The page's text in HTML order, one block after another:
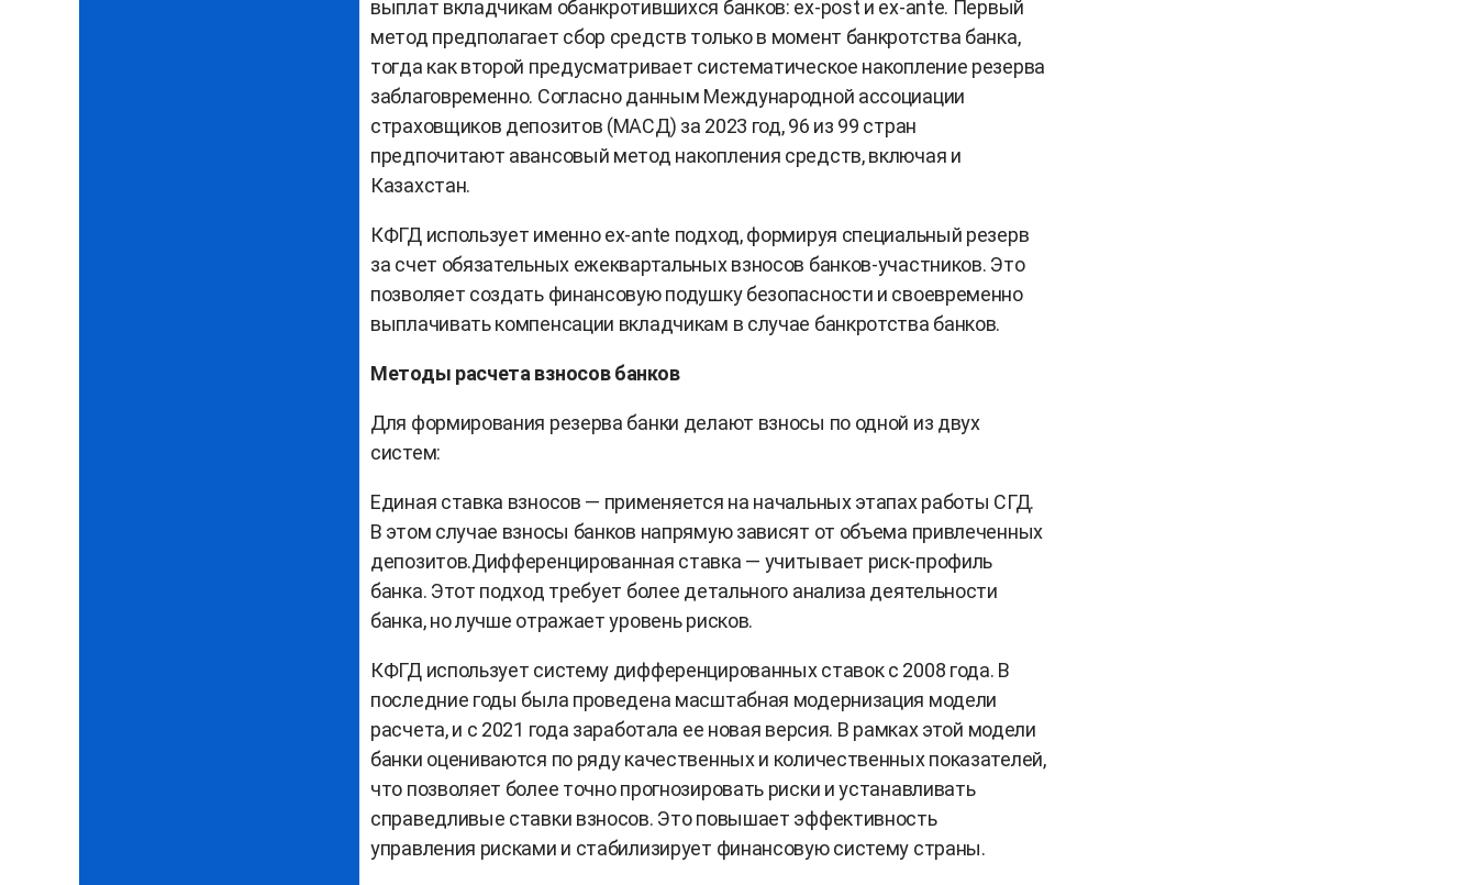
выплат вкладчикам обанкротившихся банков: ex-post и ex-ante. Первый
метод предполагает сбор средств только в момент банкротства банка,
тогда как второй предусматривает систематическое накопление резерва
заблаговременно. Согласно данным Международной ассоциации
страховщиков депозитов (МАСД) за 2023 год, 96 из 99 стран
предпочитают авансовый метод накопления средств, включая и
Казахстан.
КФГД использует именно ex-ante подход, формируя специальный резерв
за счет обязательных ежеквартальных взносов банков-участников. Это
позволяет создать финансовую подушку безопасности и своевременно
выплачивать компенсации вкладчикам в случае банкротства банков.
Методы расчета взносов банков
Для формирования резерва банки делают взносы по одной из двух
систем:
Единая ставка взносов — применяется на начальных этапах работы СГД.
В этом случае взносы банков напрямую зависят от объема привлеченных
депозитов.Дифференцированная ставка — учитывает риск-профиль
банка. Этот подход требует более детального анализа деятельности
банка, но лучше отражает уровень рисков.
КФГД использует систему дифференцированных ставок с 2008 года. В
последние годы была проведена масштабная модернизация модели
расчета, и с 2021 года заработала ее новая версия. В рамках этой модели
банки оцениваются по ряду качественных и количественных показателей,
что позволяет более точно прогнозировать риски и устанавливать
справедливые ставки взносов. Это повышает эффективность
управления рисками и стабилизирует финансовую систему страны.